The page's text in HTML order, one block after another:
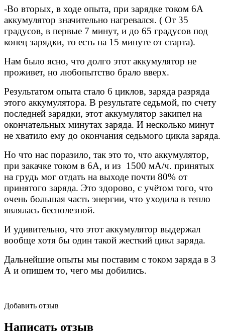
-Во вторых, в ходе опыта, при зарядке током 6А
аккумулятор значительно нагревался. ( От 35
градусов, в первые 7 минут, и до 65 градусов под
конец зарядки, то есть на 15 минуте от старта).
Нам было ясно, что долго этот аккумулятор не
проживет, но любопытство брало вверх.
Результатом опыта стало 6 циклов, заряда разряда
этого аккумулятора. В результате седьмой, по счету
последней зарядки, этот аккумулятор закипел на
окончательных минутах заряда. И несколько минут
не хватило ему до окончания седьмого цикла заряда.
Но что нас поразило, так это то, что аккумулятор,
при закачке током в 6А, и из 1500 мА/ч. принятых
на грудь мог отдать на выходе почти 80% от
принятого заряда. Это здорово, с учётом того, что
очень большая часть энергии, что уходила в тепло
являлась бесполезной.
И удивительно, что этот аккумулятор выдержал
вообще хотя бы один такой жесткий цикл заряда.
Дальнейшие опыты мы поставим с током заряда в 3
А и опишем то, чего мы добились.
Добавить отзыв
Написать отзыв